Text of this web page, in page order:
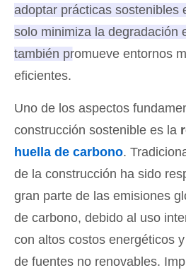
adoptar prácticas sostenibles
solo minimiza la degradación
también promueve entornos
eficientes.
Uno de los aspectos
construcción sostenible es la
huella de carbono.
de la construcción ha sido
gran parte de las emisiones
de carbono, debido al uso
con altos costos energéticos
de fuentes no renovables.